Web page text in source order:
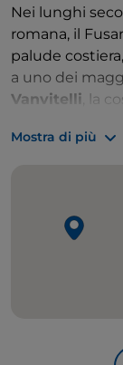
Nei lunghi
romana, il
palude
a uno dei
Vanvitelli ​, la
e oggi, per
Ci si arriva
come
fiabeschi. La
affaccia sul
Mostra di più